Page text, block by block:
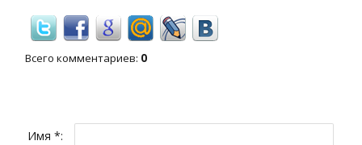
Всего комментариев: 0
Имя *: